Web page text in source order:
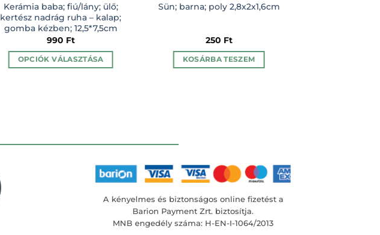
Kerámia baba; fiú/lány; ülő;
kertész nadrág ruha – kalap;
gomba kézben; 12,5*7,5cm
990 Ft
OPCIÓK VÁLASZTÁSA
van.
változatok
termékoldalon
Sün; barna; poly 2,8x2x1,6cm
250 Ft
KOSÁRBA TESZEM
A kényelmes és biztonságos online fizetést a
Barion Payment Zrt. biztosítja.
MNB engedély száma: H-EN-I-1064/2013